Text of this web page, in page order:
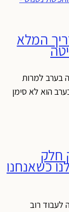
המלא
למרות
הוא לא סימן
חלק
כשאנחנו
רוב